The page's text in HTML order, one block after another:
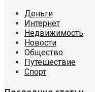
Деньги
Интернет
Недвижимость
Новости
Общество
Путешествие
Спорт